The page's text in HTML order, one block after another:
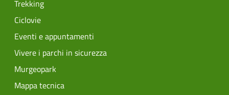
Trekking
Ciclovie
Eventi e appuntamenti
Vivere i parchi in sicurezza
Murgeopark
Mappa tecnica